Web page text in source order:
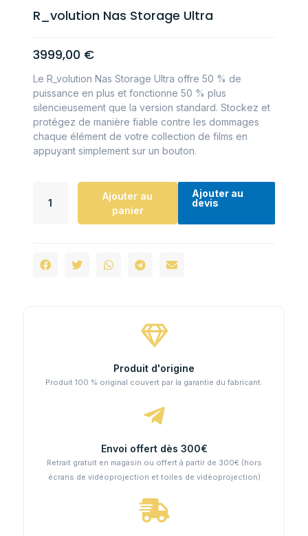
R_volution Nas Storage Ultra
3999,00 €
Le R_volution Nas Storage Ultra offre 50 % de
puissance en plus et fonctionne 50 % plus
silencieusement que la version standard. Stockez et
protégez de manière fiable contre les dommages
chaque élément de votre collection de films en
appuyant simplement sur un bouton.
Ajouter au
panier
Ajouter au
devis
Produit d'origine
Produit 100 % original couvert par la garantie du fabricant.
Envoi offert dès 300€
Retrait gratuit en magasin ou offert à partir de 300€ (hors
écrans de vidéoprojection et toiles de vidéoprojection)